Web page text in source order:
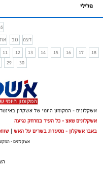
פלילי
נוב
דצמ
11 12 13 14 15 16 17
18
29 30
אשקלונים - המקומון היומי של אשקלון באינטרנט
אשקלונים טאצ - כל העיר במרחק נגיעה
באבו אשקלון - מסעדת בשרים על האש |
אשקלונים -